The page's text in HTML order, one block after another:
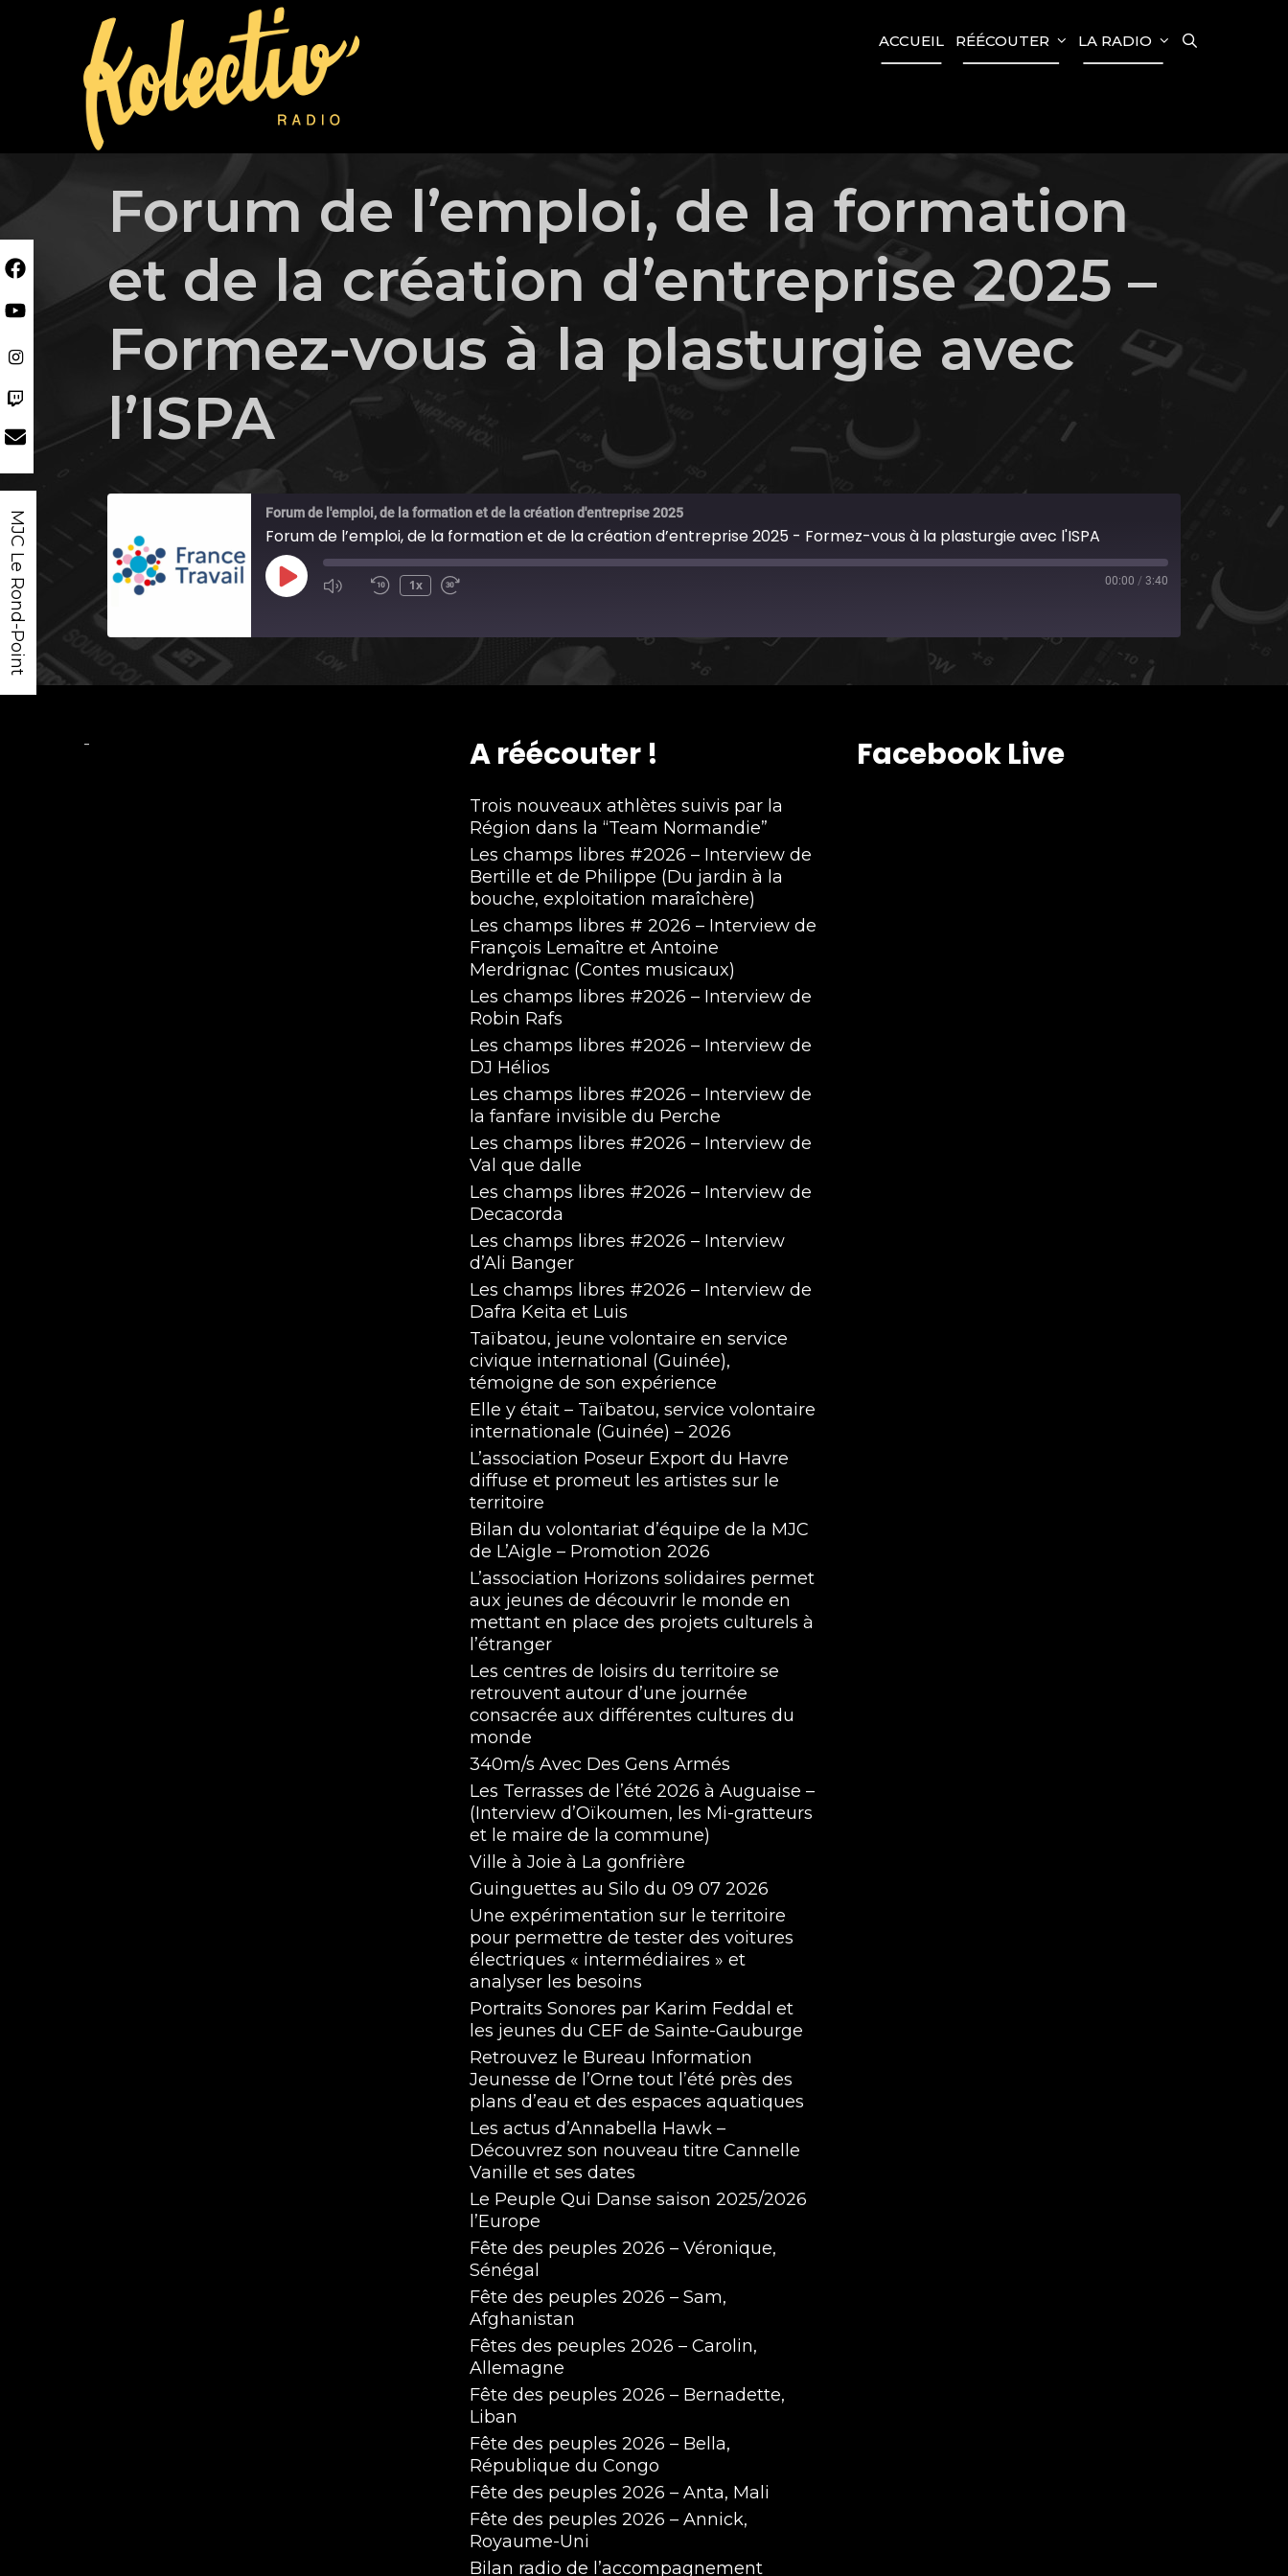
ACCUEIL RÉÉCOUTER LA RADIO
Forum de l’emploi, de la formation
et de la création d’entreprise 2025 –
Formez-vous à la plasturgie avec
l’ISPA
Forum de l'emploi, de la formation et de la création d'entreprise 2025
Forum de l’emploi, de la formation et de la création d’entreprise 2025 - Formez-vous à la plasturgie avec l'ISPA
Play
1x 00:00 / 3:40
- A réécouter !
Trois nouveaux athlètes suivis par la
Région dans la “Team Normandie”
Les champs libres #2026 – Interview de
Bertille et de Philippe (Du jardin à la
bouche, exploitation maraîchère)
Les champs libres # 2026 – Interview de
François Lemaître et Antoine
Merdrignac (Contes musicaux)
Les champs libres #2026 – Interview de
Robin Rafs
Les champs libres #2026 – Interview de
DJ Hélios
Les champs libres #2026 – Interview de
la fanfare invisible du Perche
Les champs libres #2026 – Interview de
Val que dalle
Les champs libres #2026 – Interview de
Decacorda
Les champs libres #2026 – Interview
d’Ali Banger
Les champs libres #2026 – Interview de
Dafra Keita et Luis
Taïbatou, jeune volontaire en service
civique international (Guinée),
témoigne de son expérience
Elle y était – Taïbatou, service volontaire
internationale (Guinée) – 2026
L’association Poseur Export du Havre
diffuse et promeut les artistes sur le
territoire
Bilan du volontariat d’équipe de la MJC
de L’Aigle – Promotion 2026
L’association Horizons solidaires permet
aux jeunes de découvrir le monde en
mettant en place des projets culturels à
l’étranger
Les centres de loisirs du territoire se
retrouvent autour d’une journée
consacrée aux différentes cultures du
monde
340m/s Avec Des Gens Armés
Les Terrasses de l’été 2026 à Auguaise –
(Interview d’Oïkoumen, les Mi-gratteurs
et le maire de la commune)
Ville à Joie à La gonfrière
Guinguettes au Silo du 09 07 2026
Une expérimentation sur le territoire
pour permettre de tester des voitures
électriques « intermédiaires » et
analyser les besoins
Portraits Sonores par Karim Feddal et
les jeunes du CEF de Sainte-Gauburge
Retrouvez le Bureau Information
Jeunesse de l’Orne tout l’été près des
plans d’eau et des espaces aquatiques
Les actus d’Annabella Hawk –
Découvrez son nouveau titre Cannelle
Vanille et ses dates
Le Peuple Qui Danse saison 2025/2026
l’Europe
Fête des peuples 2026 – Véronique,
Sénégal
Fête des peuples 2026 – Sam,
Afghanistan
Fêtes des peuples 2026 – Carolin,
Allemagne
Fête des peuples 2026 – Bernadette,
Liban
Fête des peuples 2026 – Bella,
République du Congo
Fête des peuples 2026 – Anta, Mali
Fête des peuples 2026 – Annick,
Royaume-Uni
Bilan radio de l’accompagnement
Facebook Live
MJC Le Rond-Point